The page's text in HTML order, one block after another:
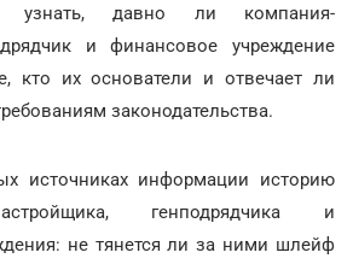
узнать, давно ли компания-
и финансовое учреждение
кто их основатели и отвечает ли
законодательства.
источниках информации историю
генподрядчика и
не тянется ли за ними шлейф